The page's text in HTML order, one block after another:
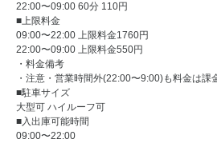
22:00〜09:00 60分 110円
■上限料金
09:00〜22:00 上限料金1760円
22:00〜09:00 上限料金550円
・料金備考
・注意・営業時間外(22:00〜9:00)も料金は課
■駐車サイズ
大型可 ハイルーフ可
■入出庫可能時間
09:00〜22:00